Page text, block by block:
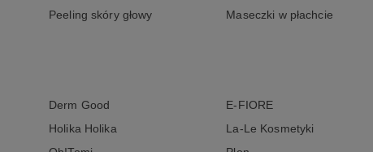
Peeling skóry głowy Maseczki w płachcie
Derm Good E-FIORE
Holika Holika La-Le Kosmetyki